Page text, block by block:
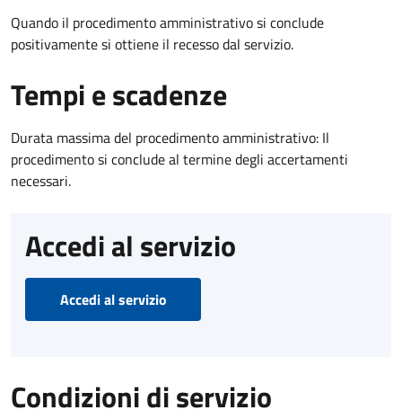
Quando il procedimento amministrativo si conclude
positivamente si ottiene il recesso dal servizio.
Tempi e scadenze
Durata massima del procedimento amministrativo: Il
procedimento si conclude al termine degli accertamenti
necessari.
Accedi al servizio
Accedi al servizio
Condizioni di servizio